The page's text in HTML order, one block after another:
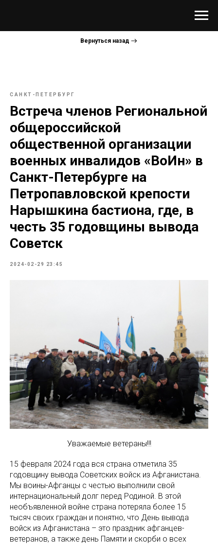
Вернуться назад
САНКТ-ПЕТЕРБУРГ
Встреча членов Региональной
общероссийской
общественной организации
военных инвалидов «ВоИн» в
Санкт-Петербурге на
Петропавловской крепости
Нарышкина бастиона, где, в
честь 35 годовщины вывода
Советск
2024-02-29 23:45
Уважаемые ветераны!!!
15 февраля 2024 года вся страна отметила 35
годовщину вывода Советских войск из Афганистана.
Мы воины-Афганцы с честью выполнили свой
интернациональный долг перед Родиной. В этой
необъявленной войне страна потеряла более 15
тысяч своих граждан и понятно, что День вывода
войск из Афганистана – это праздник афганцев-
ветеранов, а также день Памяти и скорби о всех